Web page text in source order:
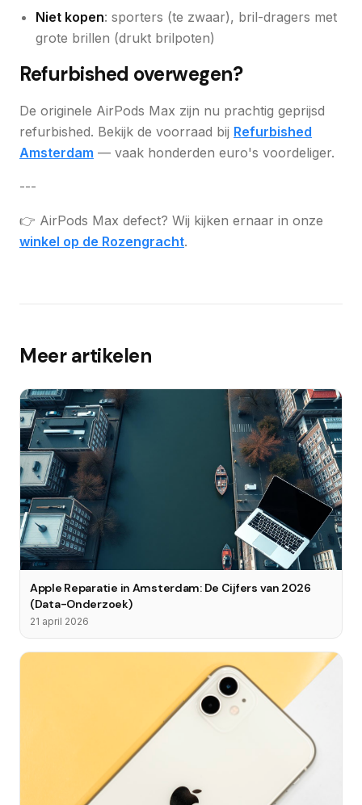
Niet kopen: sporters (te zwaar), bril-dragers met
grote brillen (drukt brilpoten)
Refurbished overwegen?
De originele AirPods Max zijn nu prachtig geprijsd
refurbished. Bekijk de voorraad bij Refurbished
Amsterdam — vaak honderden euro's voordeliger.
---
👉 AirPods Max defect? Wij kijken ernaar in onze
winkel op de Rozengracht.
Meer artikelen
Apple Reparatie in Amsterdam: De Cijfers van 2026
(Data-Onderzoek)
21 april 2026